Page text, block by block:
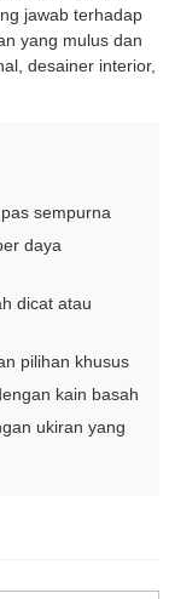
jawab terhadap
yang mulus dan
desainer interior,
sempurna
daya
dicat atau
pilihan khusus
kain basah
ukiran yang